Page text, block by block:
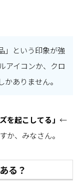
」という印象が強
アイコンか、クロ
ありません。
を起こしてる」 ←
か、みなさん。
る？